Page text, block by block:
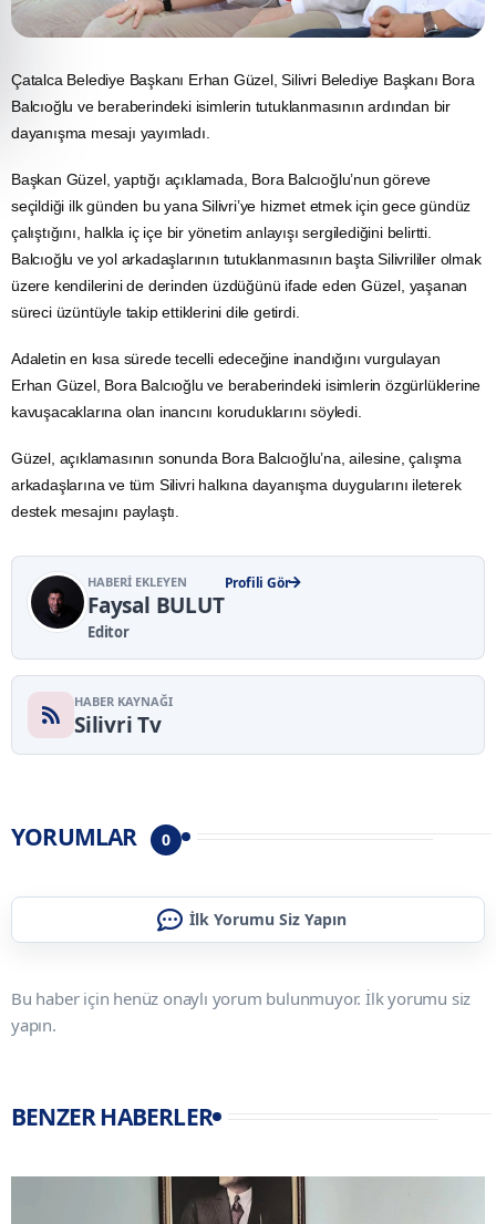
Çatalca Belediye Başkanı Erhan Güzel, Silivri Belediye Başkanı Bora
Balcıoğlu ve beraberindeki isimlerin tutuklanmasının ardından bir
dayanışma mesajı yayımladı.
Başkan Güzel, yaptığı açıklamada, Bora Balcıoğlu’nun göreve
seçildiği ilk günden bu yana Silivri’ye hizmet etmek için gece gündüz
çalıştığını, halkla iç içe bir yönetim anlayışı sergilediğini belirtti.
Balcıoğlu ve yol arkadaşlarının tutuklanmasının başta Silivrililer olmak
üzere kendilerini de derinden üzdüğünü ifade eden Güzel, yaşanan
süreci üzüntüyle takip ettiklerini dile getirdi.
Adaletin en kısa sürede tecelli edeceğine inandığını vurgulayan
Erhan Güzel, Bora Balcıoğlu ve beraberindeki isimlerin özgürlüklerine
kavuşacaklarına olan inancını koruduklarını söyledi.
Güzel, açıklamasının sonunda Bora Balcıoğlu’na, ailesine, çalışma
arkadaşlarına ve tüm Silivri halkına dayanışma duygularını ileterek
destek mesajını paylaştı.
HABERI EKLEYEN
Faysal BULUT
Editor
Profili Gör
HABER KAYNAĞI
Silivri Tv
YORUMLAR 0
İlk Yorumu Siz Yapın
Bu haber için henüz onaylı yorum bulunmuyor. İlk yorumu siz
yapın.
BENZER HABERLER